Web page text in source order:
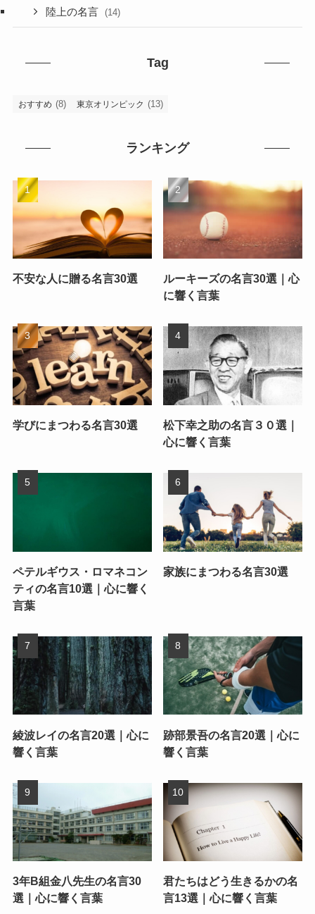
陸上の名言 (14)
Tag
おすすめ (8) 東京オリンピック (13)
ランキング
不安な人に贈る名言30選
ルーキーズの名言30選｜心
に響く言葉
学びにまつわる名言30選
松下幸之助の名言３０選｜
心に響く言葉
ペテルギウス・ロマネコン
ティの名言10選｜心に響く
言葉
家族にまつわる名言30選
綾波レイの名言20選｜心に
響く言葉
跡部景吾の名言20選｜心に
響く言葉
3年B組金八先生の名言30
選｜心に響く言葉
君たちはどう生きるかの名
言13選｜心に響く言葉